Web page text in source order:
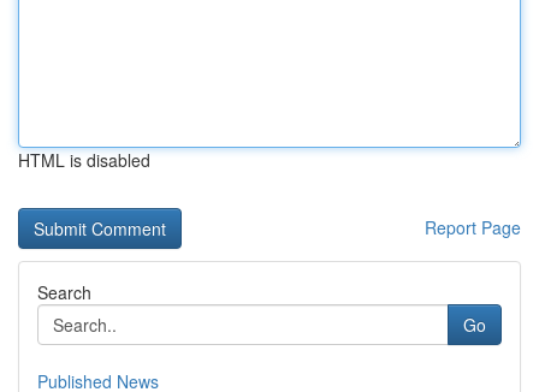
HTML is disabled
Report Page
Search
Go
Published News